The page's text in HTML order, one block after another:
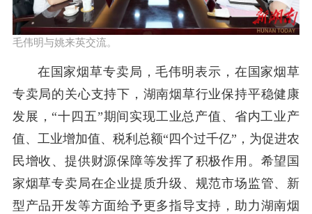
毛伟明与姚来英交流。
在国家烟草专卖局，毛伟明表示，在国家烟草
专卖局的关心支持下，湖南烟草行业保持平稳健康
发展，“十四五”期间实现工业总产值、省内工业产
值、工业增加值、税利总额“四个过千亿”，为促进农
民增收、提供财源保障等发挥了积极作用。希望国
家烟草专卖局在企业提质升级、规范市场监管、新
型产品开发等方面给予更多指导支持，助力湖南烟